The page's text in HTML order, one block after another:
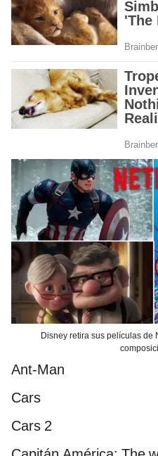
Disney retira sus películas de
Ant-Man
Cars
Cars 2